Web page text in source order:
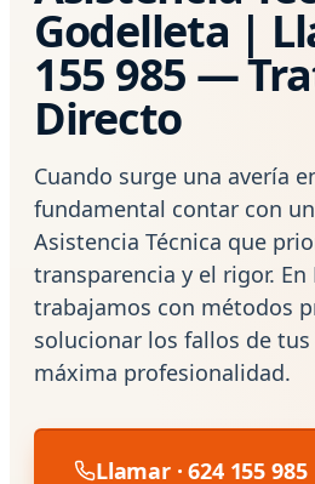
Godelleta |
155 985 —
Directo
Cuando surge una avería
fundamental contar con
Asistencia Técnica que
transparencia y el rigor.
trabajamos con métodos
solucionar los fallos de
máxima profesionalidad.
Llamar · 624 155 985